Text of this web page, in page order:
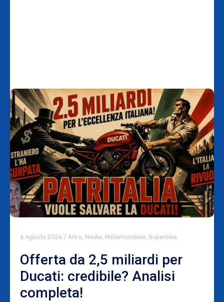
6 Agosto 2026 / Altro, Media, Motomondiale, Superbike
Offerta da 2,5 miliardi per
Ducati: credibile? Analisi
completa!